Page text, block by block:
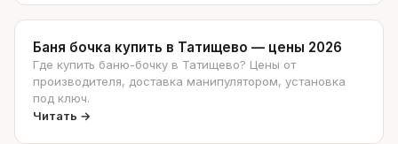
Баня бочка купить в Татищево — цены 2026
Где купить баню-бочку в Татищево? Цены от
производителя, доставка манипулятором, установка
под ключ.
Читать →